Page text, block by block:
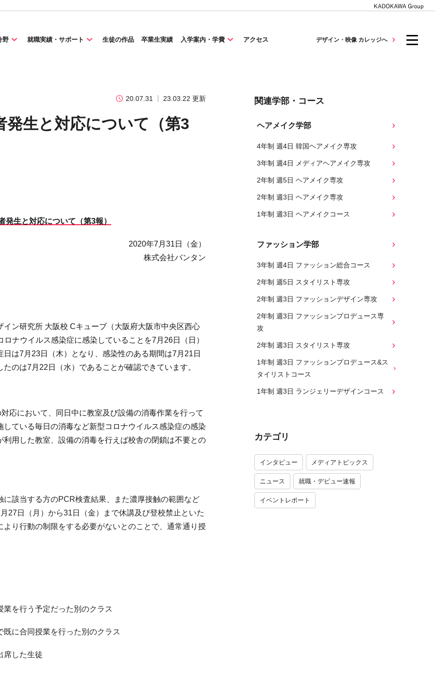
野 就職実績・サポート 生徒の作品 卒業生実績 入学案内・学費 アクセス デザイン・映像 カレッジへ
20.07.31 23.03.22 更新
生と対応について（第3
発生と対応について（第3報）
2020年7月31日（金）
株式会社バンタン
ン研究所 大阪校 Cキューブ（大阪府大阪市中央区西心
ナウイルス感染症に感染していることを7月26日（日）
は7月23日（木）となり、感染性のある期間は7月21日
のは7月22日（水）であることが確認できています。
において、同日中に教室及び設備の消毒作業を行って
ている毎日の消毒など新型コロナウイルス感染症の感染
用した教室、設備の消毒を行えば校舎の閉鎖は不要との
該当する方のPCR検査結果、また濃厚接触の範囲など
27日（月）から31日（金）まで休講及び登校禁止といた
り行動の制限をする必要がないとのことで、通常通り授
を行う予定だった別のクラス
に合同授業を行った別のクラス
した生徒
関連学部・コース
ヘアメイク学部
4年制 週4日 韓国ヘアメイク専攻
3年制 週4日 メディアヘアメイク専攻
2年制 週5日 ヘアメイク専攻
2年制 週3日 ヘアメイク専攻
1年制 週3日 ヘアメイクコース
ファッション学部
3年制 週4日 ファッション総合コース
2年制 週5日 スタイリスト専攻
2年制 週3日 ファッションデザイン専攻
2年制 週3日 ファッションプロデュース専
攻
2年制 週3日 スタイリスト専攻
1年制 週3日 ファッションプロデュース&ス
タイリストコース
1年制 週3日 ランジェリーデザインコース
カテゴリ
インタビュー メディアトピックス
ニュース 就職・デビュー速報
イベントレポート